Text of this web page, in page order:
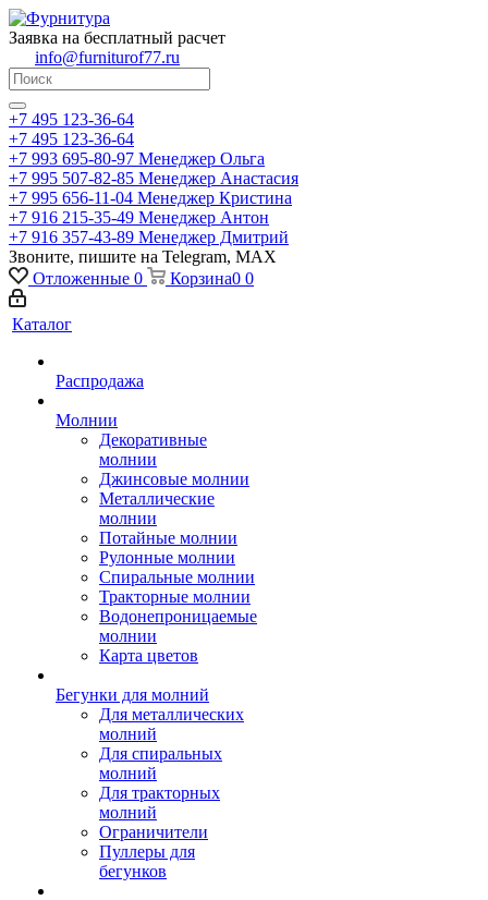
Заявка на бесплатный расчет
info@furniturof77.ru
+7 495 123-36-64
+7 495 123-36-64
+7 993 695-80-97 Менеджер Ольга
+7 995 507-82-85 Менеджер Анастасия
+7 995 656-11-04 Менеджер Кристина
+7 916 215-35-49 Менеджер Антон
+7 916 357-43-89 Менеджер Дмитрий
Звоните, пишите на Telegram, MAX
Отложенные 0 Корзина0 0
Каталог
Распродажа
Молнии
Декоративные
молнии
Джинсовые молнии
Металлические
молнии
Потайные молнии
Рулонные молнии
Спиральные молнии
Тракторные молнии
Водонепроницаемые
молнии
Карта цветов
Бегунки для молний
Для металлических
молний
Для спиральных
молний
Для тракторных
молний
Ограничители
Пуллеры для
бегунков